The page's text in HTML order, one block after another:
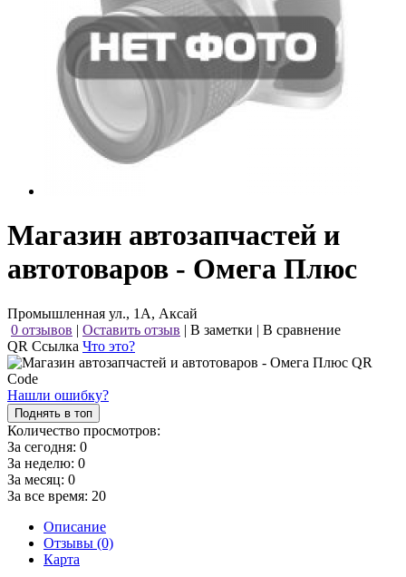
Магазин автозапчастей и
автотоваров - Омега Плюс
Промышленная ул., 1А, Аксай
0 отзывов | Оставить отзыв | В заметки | В сравнение
QR Ссылка Что это?
Нашли ошибку?
Поднять в топ
Количество просмотров:
За сегодня: 0
За неделю: 0
За месяц: 0
За все время: 20
Описание
Отзывы (0)
Карта